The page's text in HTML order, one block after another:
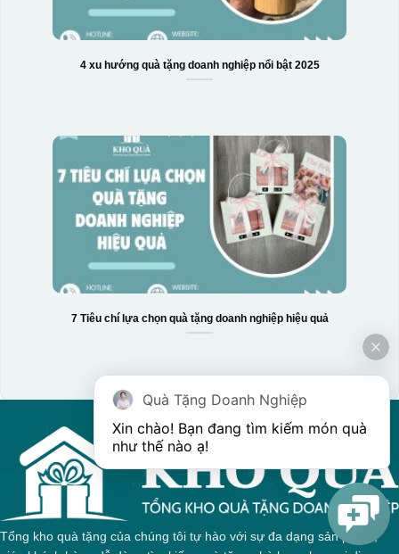
Hộp xi 3 hũ mứt
4 xu hướng quà tặng doanh nghiệp nổi bật 2025
7 Tiêu chí lựa chọn quà tặng doanh nghiệp hiệu quả
Tổng kho quà tặng của chúng tôi tự hào với sự đa dạng sản phẩm,
Quà Tặng Doanh Nghiệp
Xin chào! Bạn đang tìm kiếm món quà
như thế nào ạ!